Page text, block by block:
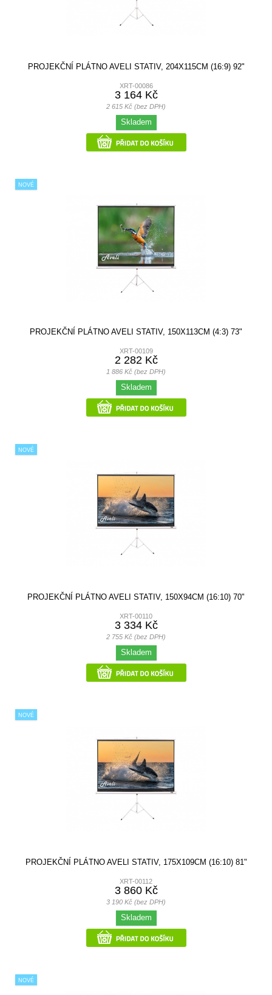
PROJEKČNÍ PLÁTNO AVELI STATIV, 204X115CM (16:9) 92"
XRT-00086
3 164 Kč
2 615 Kč (bez DPH)
Skladem
NOVÉ
PROJEKČNÍ PLÁTNO AVELI STATIV, 150X113CM (4:3) 73"
XRT-00109
2 282 Kč
1 886 Kč (bez DPH)
Skladem
NOVÉ
PROJEKČNÍ PLÁTNO AVELI STATIV, 150X94CM (16:10) 70"
XRT-00110
3 334 Kč
2 755 Kč (bez DPH)
Skladem
NOVÉ
PROJEKČNÍ PLÁTNO AVELI STATIV, 175X109CM (16:10) 81"
XRT-00112
3 860 Kč
3 190 Kč (bez DPH)
Skladem
NOVÉ